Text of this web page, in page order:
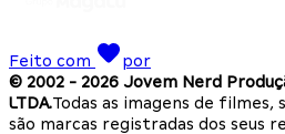
Feito com
por
© 2002 - 2026 Jovem Nerd
LTDA.Todas as imagens de filmes,
são marcas registradas dos seus